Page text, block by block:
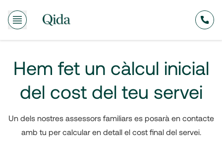
Hem fet un càlcul inicial
del cost del teu servei
Un dels nostres assessors familiars es posarà en contacte
amb tu per calcular en detall el cost final del servei.